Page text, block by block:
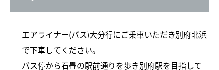
エアライナー(バス)大分行にご乗車いただき別府北浜
で下車してください。
バス停から石畳の駅前通りを歩き別府駅を目指して